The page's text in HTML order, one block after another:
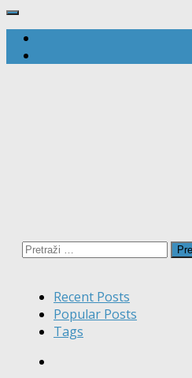
Pretraži:
Recent Posts
Popular Posts
Tags